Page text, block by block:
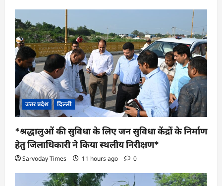
उत्तर प्रदेश दिल्ली
*श्रद्धालुओं की सुविधा के लिए जन सुविधा केंद्रों के निर्माण
हेतु जिलाधिकारी ने किया स्थलीय निरीक्षण*
Sarvoday Times 11 hours ago 0